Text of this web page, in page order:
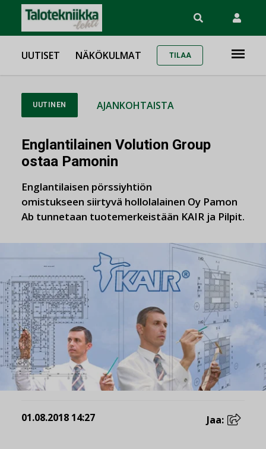
UUTISET NÄKÖKULMAT TILAA
UUTINEN AJANKOHTAISTA
Englantilainen Volution Group
ostaa Pamonin
Englantilaisen pörssiyhtiön
omistukseen siirtyvä hollolalainen Oy Pamon
Ab tunnetaan tuotemerkeistään KAIR ja Pilpit.
01.08.2018 14:27 Jaa: